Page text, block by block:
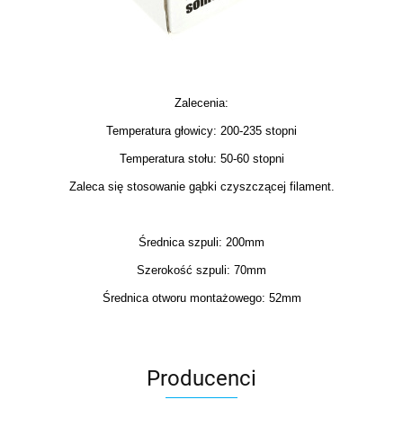
Zalecenia:
Temperatura głowicy: 200-235 stopni
Temperatura stołu: 50-60 stopni
Zaleca się stosowanie gąbki czyszczącej filament.
Średnica szpuli: 200mm
Szerokość szpuli: 70mm
Średnica otworu montażowego: 52mm
Producenci